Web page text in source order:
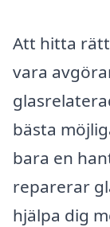
Att hitta
vara
bästa
bara en
reparerar
hjälpa dig